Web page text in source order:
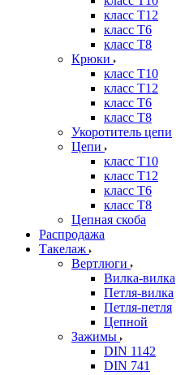
класс Т12
класс Т6
класс Т8
Крюки
класс Т10
класс Т12
класс Т6
класс Т8
Укоротитель цепи
Цепи
класс Т10
класс Т12
класс Т6
класс Т8
Цепная скоба
Распродажа
Такелаж
Вертлюги
Вилка-вилка
Петля-вилка
Петля-петля
Цепной
Зажимы
DIN 1142
DIN 741